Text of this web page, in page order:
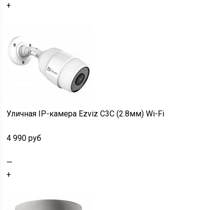
+
Уличная IP-камера Ezviz C3C (2.8мм) Wi-Fi
4 990 руб
—
+